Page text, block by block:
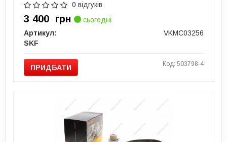
0 відгуків
3 400 грн
сьогодні
Артикул:
VKMC03256
SKF
ПРИДБАТИ Код: 503798-4